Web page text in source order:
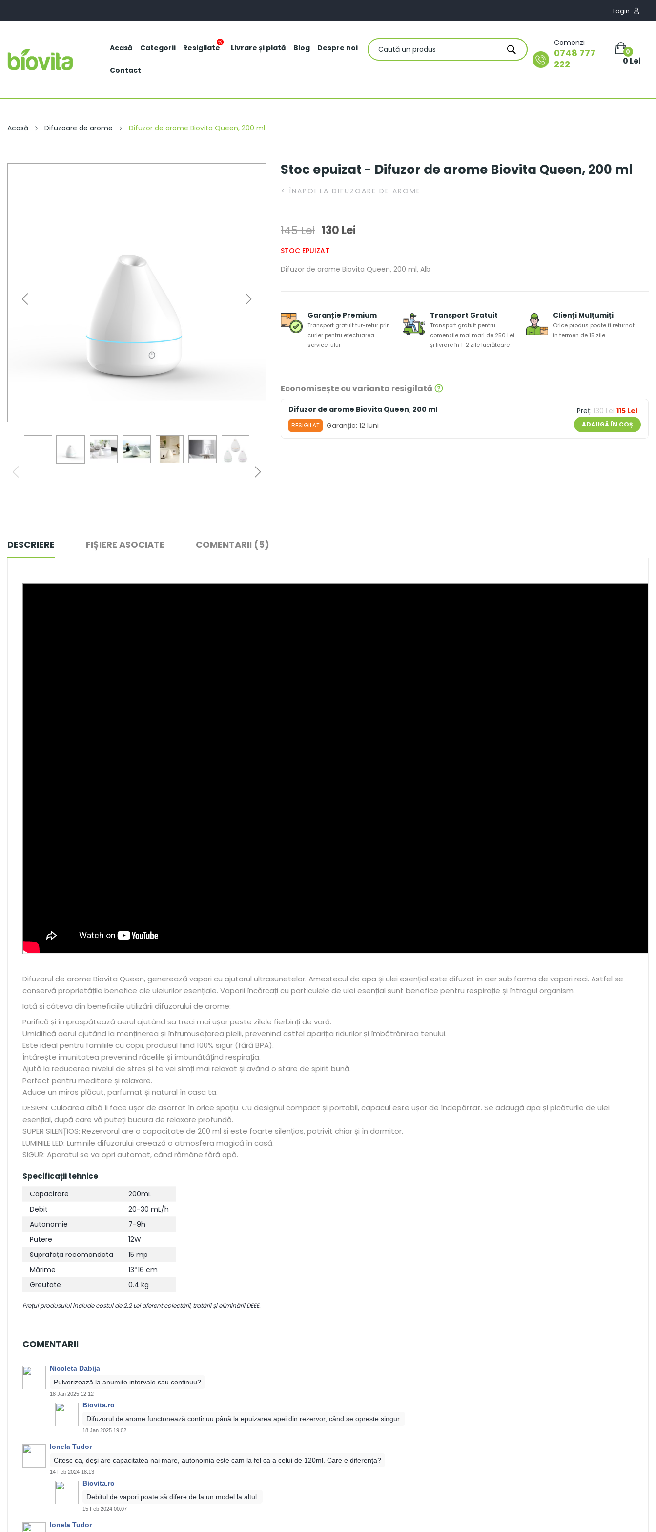
Login 
Acasă Categorii Resigilate Livrare și plată Blog Despre noi
Contact
0
0 Lei
Comenzi
0748 777
222
Acasă Difuzoare de arome Difuzor de arome Biovita Queen, 200 ml
Stoc epuizat - Difuzor de arome Biovita Queen, 200 ml
< ÎNAPOI LA DIFUZOARE DE AROME
145 Lei 130 Lei
STOC EPUIZAT
Difuzor de arome Biovita Queen, 200 ml, Alb
Garanție Premium
Transport gratuit tur-retur prin
curier pentru efectuarea
service-ului
Transport Gratuit
Transport gratuit pentru
comenzile mai mari de 250 Lei
și livrare în 1-2 zile lucrătoare
Clienți Mulțumiți
Orice produs poate fi returnat
în termen de 15 zile
Economisește cu varianta resigilată
Difuzor de arome Biovita Queen, 200 ml
RESIGILAT Garanție: 12 luni
Preț: 130 Lei 115 Lei
ADAUGĂ ÎN COȘ
DESCRIERE FIȘIERE ASOCIATE COMENTARII (5)
Difuzorul de arome Biovita Queen, generează vapori cu ajutorul ultrasunetelor. Amestecul de apa și ulei esențial este difuzat in aer sub forma de vapori reci. Astfel se
conservă proprietățile benefice ale uleiurilor esențiale. Vaporii încărcați cu particulele de ulei esențial sunt benefice pentru respirație și întregul organism.
Iată și câteva din beneficiile utilizării difuzorului de arome:
Purifică și împrospătează aerul ajutând sa treci mai ușor peste zilele fierbinți de vară.
Umidifică aerul ajutând la menținerea și înfrumusețarea pielii, prevenind astfel apariția ridurilor și îmbătrânirea tenului.
Este ideal pentru familiile cu copii, produsul fiind 100% sigur (fără BPA).
Întărește imunitatea prevenind răcelile și îmbunătățind respirația.
Ajută la reducerea nivelul de stres și te vei simți mai relaxat și având o stare de spirit bună.
Perfect pentru meditare și relaxare.
Aduce un miros plăcut, parfumat și natural în casa ta.
DESIGN: Culoarea albă îi face ușor de asortat în orice spațiu. Cu designul compact și portabil, capacul este ușor de îndepărtat. Se adaugă apa și picăturile de ulei
esențial, după care vă puteți bucura de relaxare profundă.
SUPER SILENȚIOS: Rezervorul are o capacitate de 200 ml și este foarte silențios, potrivit chiar și în dormitor.
LUMINILE LED: Luminile difuzorului creează o atmosfera magică în casă.
SIGUR: Aparatul se va opri automat, când rămâne fără apă.
Specificații tehnice
Capacitate
200mL
Debit
20-30 mL/h
Autonomie
7-9h
Putere
12W
Suprafața recomandata
15 mp
Mărime
13*16 cm
Greutate
0.4 kg
Prețul produsului include costul de 2.2 Lei aferent colectării, tratării și eliminării DEEE.
COMENTARII
Nicoleta Dabija
Pulverizează la anumite intervale sau continuu?
18 Jan 2025 12:12
Biovita.ro
Difuzorul de arome funcțonează continuu până la epuizarea apei din rezervor, când se oprește singur.
18 Jan 2025 19:02
Ionela Tudor
Citesc ca, deși are capacitatea nai mare, autonomia este cam la fel ca a celui de 120ml. Care e diferența?
14 Feb 2024 18:13
Biovita.ro
Debitul de vapori poate să difere de la un model la altul.
15 Feb 2024 00:07
Ionela Tudor